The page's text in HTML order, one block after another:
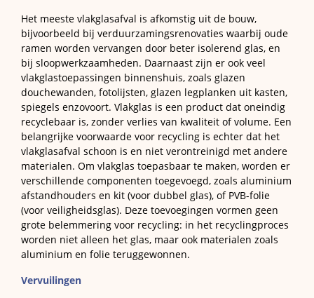
Het meeste vlakglasafval is afkomstig uit de bouw,
bijvoorbeeld bij verduurzamingsrenovaties waarbij oude
ramen worden vervangen door beter isolerend glas, en
bij sloopwerkzaamheden. Daarnaast zijn er ook veel
vlakglastoepassingen binnenshuis, zoals glazen
douchewanden, fotolijsten, glazen legplanken uit kasten,
spiegels enzovoort. Vlakglas is een product dat oneindig
recyclebaar is, zonder verlies van kwaliteit of volume. Een
belangrijke voorwaarde voor recycling is echter dat het
vlakglasafval schoon is en niet verontreinigd met andere
materialen. Om vlakglas toepasbaar te maken, worden er
verschillende componenten toegevoegd, zoals aluminium
afstandhouders en kit (voor dubbel glas), of PVB-folie
(voor veiligheidsglas). Deze toevoegingen vormen geen
grote belemmering voor recycling: in het recyclingproces
worden niet alleen het glas, maar ook materialen zoals
aluminium en folie teruggewonnen.
Vervuilingen